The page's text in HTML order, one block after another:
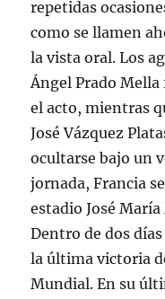
repetidas
como se llamen
la vista oral. Los
Ángel Prado
el acto, mientras
José Vázquez
ocultarse bajo un
jornada, Francia
estadio José
Dentro de dos
la última victoria
Mundial. En su